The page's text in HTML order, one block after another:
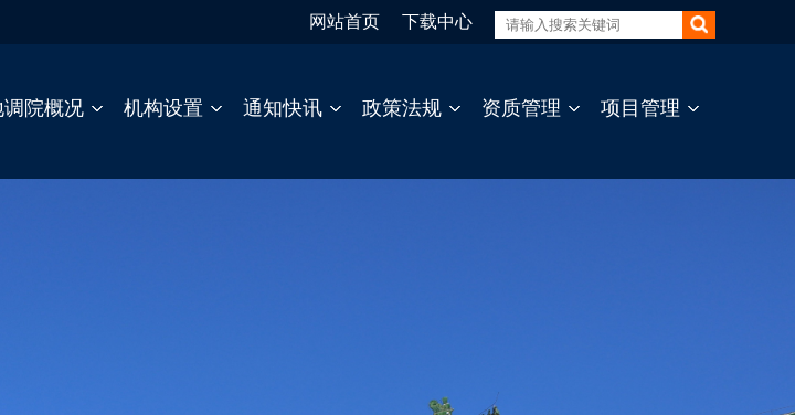
下载中心
网站首页
调院概况 机构设置 通知快讯 政策法规 资质管理 项目管理